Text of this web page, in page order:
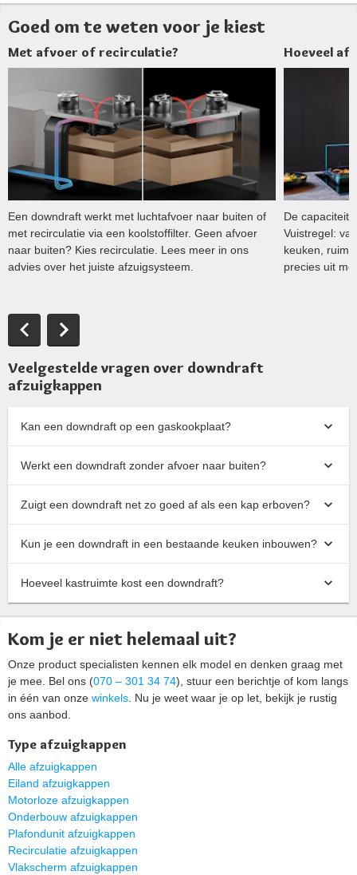
Goed om te weten voor je kiest
Met afvoer of recirculatie?
Een downdraft werkt met luchtafvoer naar buiten of
met recirculatie via een koolstoffilter. Geen afvoer
naar buiten? Kies recirculatie. Lees meer in ons
advies over het juiste afzuigsysteem.
Hoeveel
De capaciteit
Vuistregel:
keuken,
precies uit
Veelgestelde vragen over downdraft
afzuigkappen
Kan een downdraft op een gaskookplaat?
Werkt een downdraft zonder afvoer naar buiten?
Zuigt een downdraft net zo goed af als een kap erboven?
Kun je een downdraft in een bestaande keuken inbouwen?
Hoeveel kastruimte kost een downdraft?
Kom je er niet helemaal uit?
Onze product specialisten kennen elk model en denken graag met
je mee. Bel ons (070 – 301 34 74), stuur een berichtje of kom langs
in één van onze winkels . Nu je weet waar je op let, bekijk je rustig
ons aanbod.
Type afzuigkappen
Alle afzuigkappen
Eiland afzuigkappen
Motorloze afzuigkappen
Onderbouw afzuigkappen
Plafondunit afzuigkappen
Recirculatie afzuigkappen
Vlakscherm afzuigkappen